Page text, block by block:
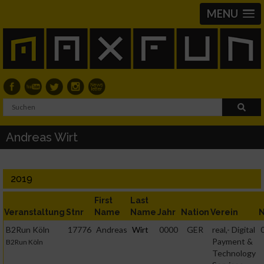
MENU
Andreas Wirt
2019
Veranstaltung Stnr
First
Name
Last
NameJahr NationVerein
B2Run Köln
B2Run Köln
17776 Andreas Wirt 0000 GER
real,- Digital
Payment &
Technology